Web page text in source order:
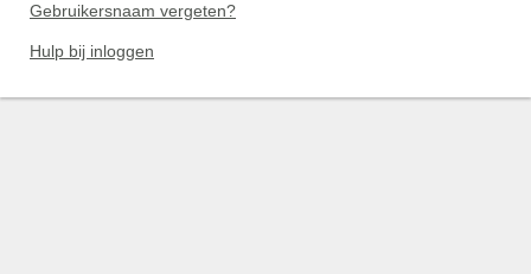
Gebruikersnaam vergeten?
Hulp bij inloggen